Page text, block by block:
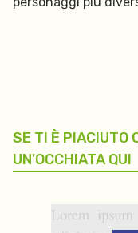
SE TI È PIACIUTO
UN'OCCHIATA QUI